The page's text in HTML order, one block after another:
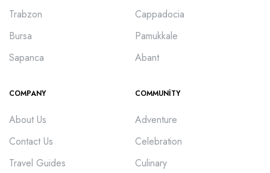
Trabzon
Bursa
Sapanca
Cappadocia
Pamukkale
Abant
COMPANY
About Us
Contact Us
Travel Guides
COMMUNITY
Adventure
Celebration
Culinary